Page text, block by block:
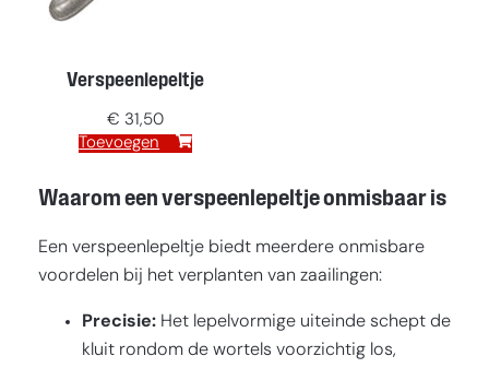
Verspeenlepeltje
€ 31,50
Toevoegen
Waarom een verspeenlepeltje onmisbaar is
Een verspeenlepeltje biedt meerdere onmisbare
voordelen bij het verplanten van zaailingen:
Precisie:Het lepelvormige uiteinde schept de
kluit rondom de wortels voorzichtig los,